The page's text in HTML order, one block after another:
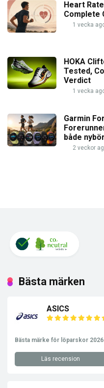
Heart
Complete
1 vecka
HOKA
Tested,
Verdict
1 vecka
Garmin
både
2 veckor
Bästa märken
ASICS
Bästa märke för löparskor 2026
Läs recension